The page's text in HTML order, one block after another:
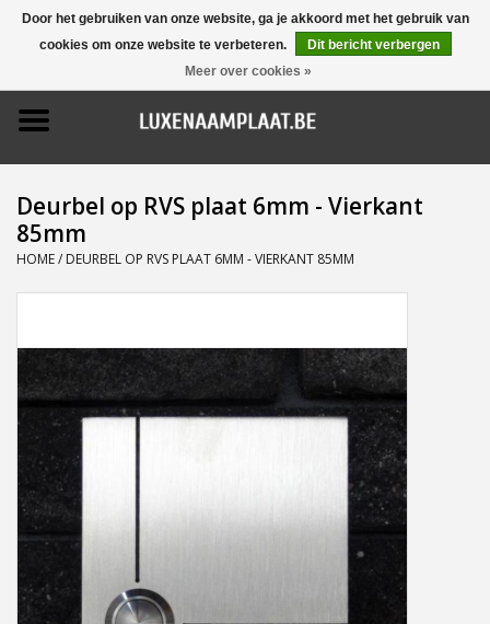
0 Artikelen - €0,00
Home
Promoties
Naamborden
Deurbellen
Huisnummers
Pictogrammen
Brievenbussen
Freesletters
Accessoires
Deurbel op RVS plaat 6mm - Vierkant
85mm
HOME/ DEURBEL OP RVS PLAAT 6MM - VIERKANT 85MM
Door het gebruiken van onze website, ga je akkoord met het gebruik van
cookies om onze website te verbeteren.
Dit bericht verbergen
Meer over cookies »